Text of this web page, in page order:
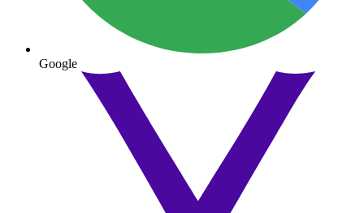
Google